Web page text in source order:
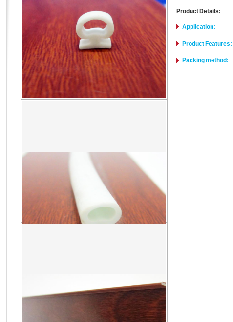
Product Details:
Application:
Product Features:
Packing method: